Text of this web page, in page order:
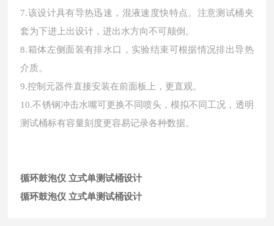
7.该设计具有导热迅速，混液速度快特点。注意测试桶夹
套为下进上出设计，进出水方向不可颠倒。
8.箱体左侧面装有排水口，实验结束可根据情况排出导热
介质。
9.控制元器件直接安装在前面板上，更直观。
10.不锈钢冲击水嘴可更换不同喷头，模拟不同工况，透明
测试桶标有容量刻度更容易记录各种数据。
循环鼓泡仪 立式单测试桶设计
循环鼓泡仪 立式单测试桶设计